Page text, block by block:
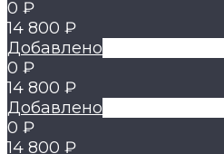
0 ₽
14 800 ₽
Добавлено
0 ₽
14 800 ₽
Добавлено
0 ₽
14 800 ₽